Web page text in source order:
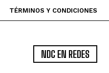
TÉRMINOS Y CONDICIONES
NDC EN REDES